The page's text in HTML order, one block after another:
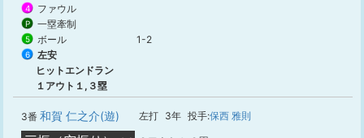
4 ファウル
P 一塁牽制
5 ボール 1-2
6
左安
ヒットエンドラン
１アウト１,３塁
3番 和賀 仁之介(遊) 左打 3年 投手:保西 雅則